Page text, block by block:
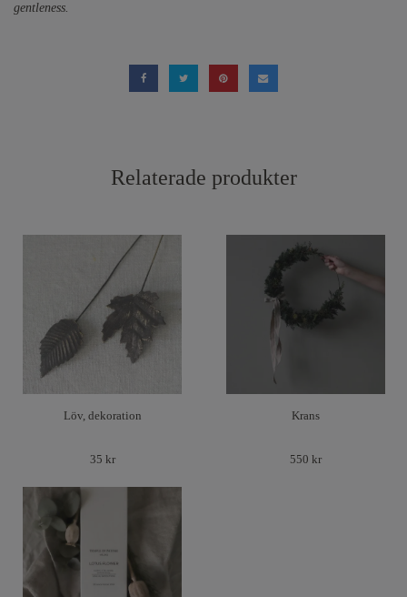
gentleness.
Relaterade produkter
Löv, dekoration
35 kr
Krans
550 kr